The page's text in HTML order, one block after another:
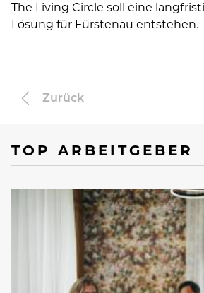
The Living Circle soll eine
Lösung für Fürstenau entstehen.
Zurück
TOP ARBEITGEBER